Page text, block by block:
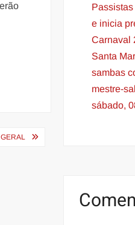
e inicia
Carnaval
Santa
sambas
mestre-
sábado,